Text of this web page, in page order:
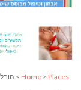
Home > Places
>